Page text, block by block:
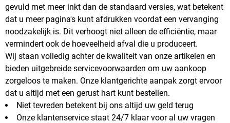
gevuld met meer inkt dan de standaard versies, wat betekent
dat u meer pagina's kunt afdrukken voordat een vervanging
noodzakelijk is. Dit verhoogt niet alleen de efficiëntie, maar
vermindert ook de hoeveelheid afval die u produceert.
Wij staan volledig achter de kwaliteit van onze artikelen en
bieden uitgebreide servicevoorwaarden om uw aankoop
zorgeloos te maken. Onze klantgerichte aanpak zorgt ervoor
dat u altijd met een gerust hart kunt bestellen.
Niet tevreden betekent bij ons altijd uw geld terug
Onze klantenservice staat 24/7 klaar voor al uw vragen